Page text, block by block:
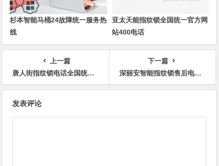
杉本智能马桶24故障统一服务热
线
亚太天能指纹锁全国统一官方网
站400电话
上一篇
唐人街指纹锁电话全国统一服务热线(客服电话)
下一篇
深丽安智能指纹锁售后电话24小时号码全国统一售后客服热线
发表评论